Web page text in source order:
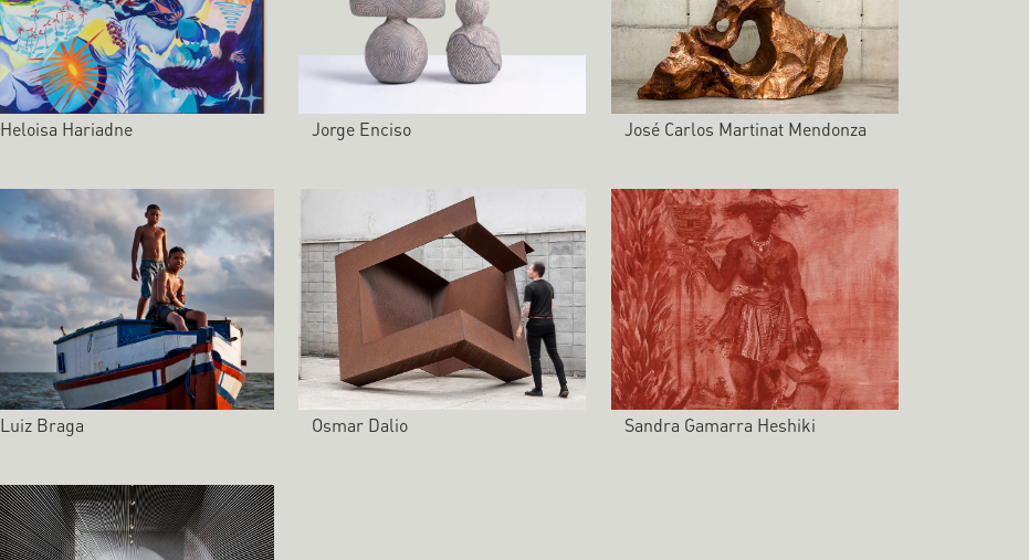
Heloisa Hariadne Jorge Enciso José Carlos Martinat Mendonza
Luiz Braga Osmar Dalio Sandra Gamarra Heshiki